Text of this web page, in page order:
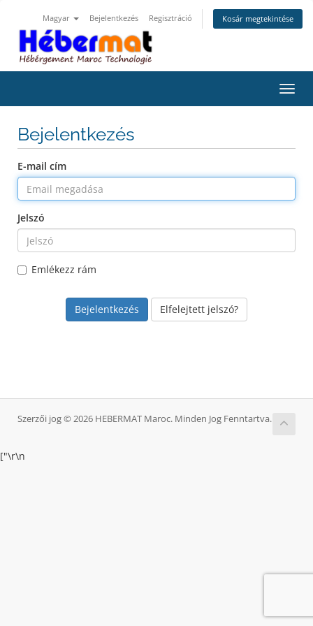
Magyar Bejelentkezés Regisztráció Kosár megtekintése
Bejelentkezés
E-mail cím
Jelszó
Emlékezz rám
Elfelejtett jelszó?
Szerzői jog © 2026 HEBERMAT Maroc. Minden Jog Fenntartva.
["\r\n